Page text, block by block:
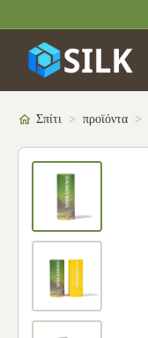
Σπίτι > προϊόντα >